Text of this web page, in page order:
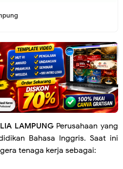
LAMPUNG Perusahaan yang
Bahasa Inggris. Saat ini
tenaga kerja sebagai: